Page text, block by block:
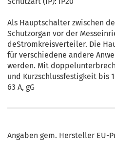
Als Hauptschalter zwischen
Schutzorgan vor der
deStromkreisverteiler. Die
für verschiedene andere
werden. Mit
und Kurzschlussfestigkeit bis
63 A, gG
Angaben gem. Hersteller